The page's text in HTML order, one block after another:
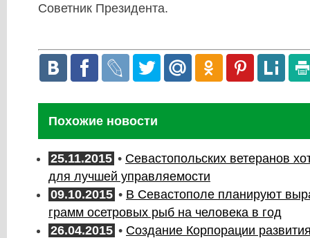
Советник Президента.
Похожие новости
25.11.2015 • Севастопольских ветеранов
для лучшей управляемости
09.10.2015 • В Севастополе планируют
грамм осетровых рыб на человека в год
26.04.2015 • Создание Корпорации